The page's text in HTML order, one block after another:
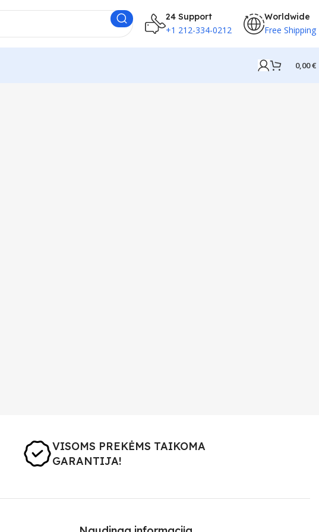
24 Support
+1 212-334-0212
Worldwide
Free Shipping
0,00€
VISOMS PREKĖMS TAIKOMA
GARANTIJA!